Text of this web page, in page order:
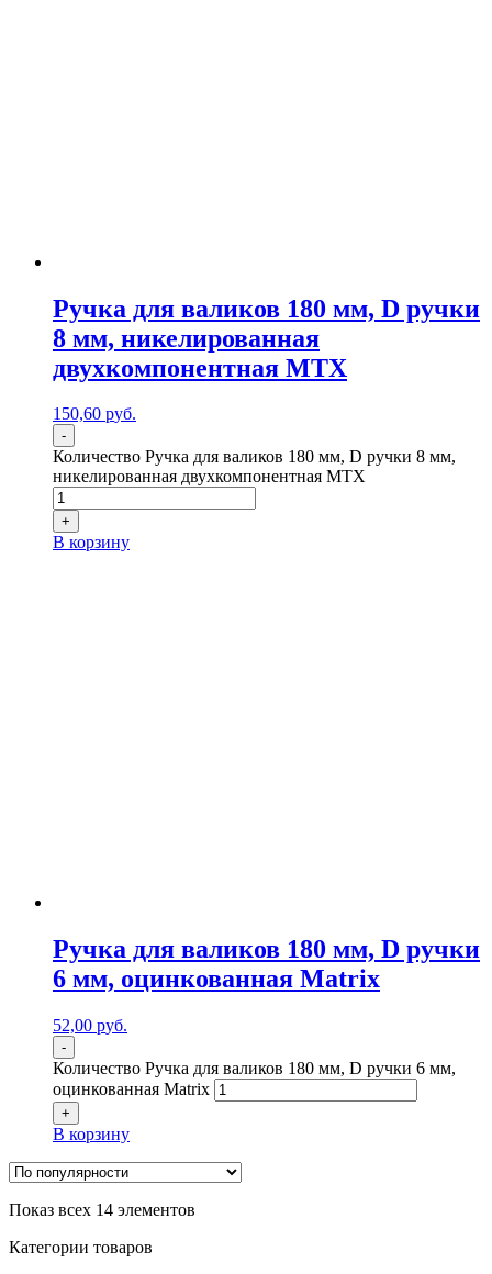
Ручка для валиков 180 мм, D ручки
8 мм, никелированная
двухкомпонентная MTX
150,60 руб.
-
Количество Ручка для валиков 180 мм, D ручки 8 мм,
никелированная двухкомпонентная MTX
+
В корзину
Ручка для валиков 180 мм, D ручки
6 мм, оцинкованная Matrix
52,00 руб.
-
Количество Ручка для валиков 180 мм, D ручки 6 мм,
оцинкованная Matrix
+
В корзину
Показ всех 14 элементов
Категории товаров